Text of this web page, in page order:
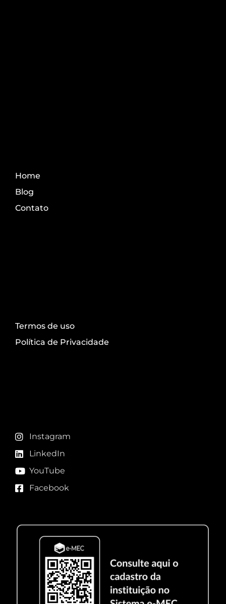
Home
Blog
Contato
Termos de uso
Política de Privacidade
Instagram
LinkedIn
YouTube
Facebook